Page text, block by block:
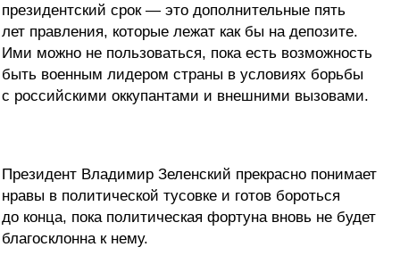
президентский срок — это дополнительные пять
лет правления, которые лежат как бы на депозите.
Ими можно не пользоваться, пока есть возможность
быть военным лидером страны в условиях борьбы
с российскими оккупантами и внешними вызовами.
Президент Владимир Зеленский прекрасно понимает
нравы в политической тусовке и готов бороться
до конца, пока политическая фортуна вновь не будет
благосклонна к нему.